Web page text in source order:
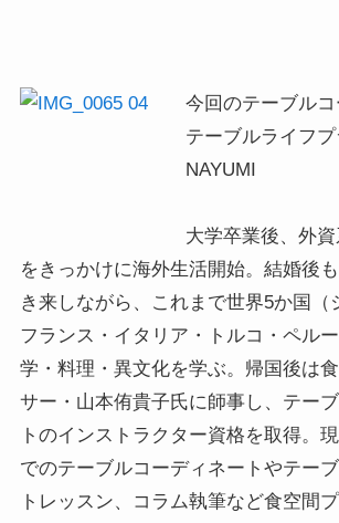
今回のテーブル
テーブルライフプ
NAYUMI
大学卒業後、外
をきっかけに海外生活開始。結婚後
き来しながら、これまで世界5か国（
フランス・イタリア・トルコ・ペル
学・料理・異文化を学ぶ。帰国後は
サー・山本侑貴子氏に師事し、テー
トのインストラクター資格を取得。
でのテーブルコーディネートやテー
トレッスン、コラム執筆など食空間